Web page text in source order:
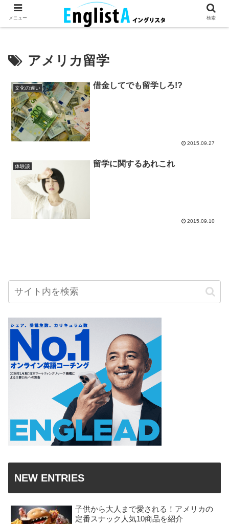
英語が話せるとちょっとハッピー。
アメリカ留学
文化の違い 借金してでも留学しろ!?
2015.09.27
体験談 留学に関するあれこれ
2015.09.10
NEW ENTRIES
子供から大人まで愛される！アメリカの
定番スナック人気10商品を紹介
メニュー 検索